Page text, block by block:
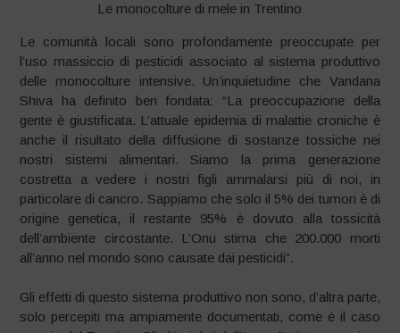
Le monocolture di mele in Trentino
Le comunità locali sono profondamente preoccupate per
l’uso massiccio di pesticidi associato al sistema produttivo
delle monocolture intensive. Un’inquietudine che Vandana
Shiva ha definito ben fondata: “La preoccupazione della
gente è giustificata. L’attuale epidemia di malattie croniche è
anche il risultato della diffusione di sostanze tossiche nei
nostri sistemi alimentari. Siamo la prima generazione
costretta a vedere i nostri figli ammalarsi più di noi, in
particolare di cancro. Sappiamo che solo il 5% dei tumori è di
origine genetica, il restante 95% è dovuto alla tossicità
dell’ambiente circostante. L’Onu stima che 200.000 morti
all’anno nel mondo sono causate dai pesticidi”.
Gli effetti di questo sistema produttivo non sono, d’altra parte,
solo percepiti ma ampiamente documentati, come è il caso